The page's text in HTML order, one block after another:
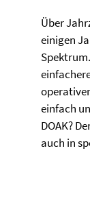
Über
einigen
einfach
DOAK?
auch in